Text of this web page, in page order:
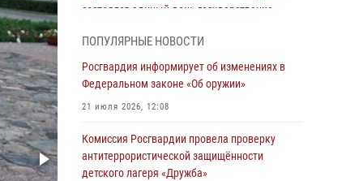
состоялся единый день государственно-
Генерал-полковник Юрий Аверин выступил на
смыслов»
03 августа 2026, 17:21
ПОПУЛЯРНЫЕ НОВОСТИ
Росгвардия информирует об изменениях в
Федеральном законе «Об оружии»
21 июля 2026, 12:08
Комиссия Росгвардии провела проверку
антитеррористической защищённости
детского лагеря «Дружба»